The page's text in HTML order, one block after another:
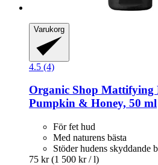
Varukorg
4.5 (4)
Organic Shop Mattifying
Pumpkin & Honey, 50 ml
För fet hud
Med naturens bästa
Stöder hudens skyddande
75 kr (1 500 kr / l)